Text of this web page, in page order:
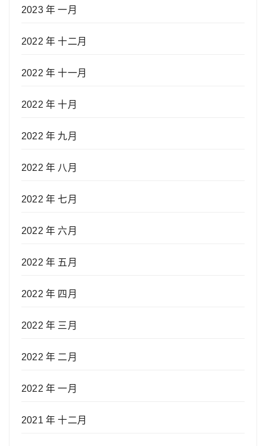
2023 年 一月
2022 年 十二月
2022 年 十一月
2022 年 十月
2022 年 九月
2022 年 八月
2022 年 七月
2022 年 六月
2022 年 五月
2022 年 四月
2022 年 三月
2022 年 二月
2022 年 一月
2021 年 十二月